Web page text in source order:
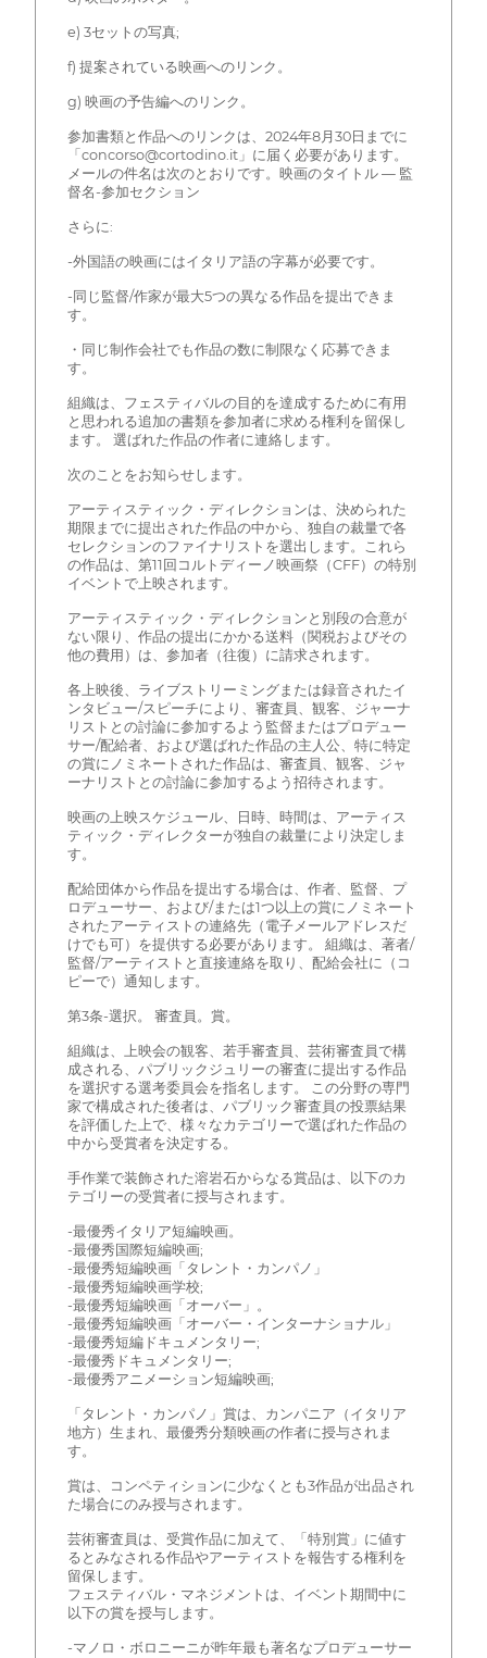
e) 3セットの写真;
f) 提案されている映画へのリンク。
g) 映画の予告編へのリンク。
参加書類と作品へのリンクは、2024年8月30日までに
「concorso@cortodino.it」に届く必要があります。
メールの件名は次のとおりです。映画のタイトル — 監
督名-参加セクション
さらに:
-外国語の映画にはイタリア語の字幕が必要です。
-同じ監督/作家が最大5つの異なる作品を提出できま
す。
・同じ制作会社でも作品の数に制限なく応募できま
す。
組織は、フェスティバルの目的を達成するために有用
と思われる追加の書類を参加者に求める権利を留保し
ます。 選ばれた作品の作者に連絡します。
次のことをお知らせします。
アーティスティック・ディレクションは、決められた
期限までに提出された作品の中から、独自の裁量で各
セレクションのファイナリストを選出します。これら
の作品は、第11回コルトディーノ映画祭（CFF）の特別
イベントで上映されます。
アーティスティック・ディレクションと別段の合意が
ない限り、作品の提出にかかる送料（関税およびその
他の費用）は、参加者（往復）に請求されます。
各上映後、ライブストリーミングまたは録音されたイ
ンタビュー/スピーチにより、審査員、観客、ジャーナ
リストとの討論に参加するよう監督またはプロデュー
サー/配給者、および選ばれた作品の主人公、特に特定
の賞にノミネートされた作品は、審査員、観客、ジャ
ーナリストとの討論に参加するよう招待されます。
映画の上映スケジュール、日時、時間は、アーティス
ティック・ディレクターが独自の裁量により決定しま
す。
配給団体から作品を提出する場合は、作者、監督、プ
ロデューサー、および/または1つ以上の賞にノミネート
されたアーティストの連絡先（電子メールアドレスだ
けでも可）を提供する必要があります。 組織は、著者/
監督/アーティストと直接連絡を取り、配給会社に（コ
ピーで）通知します。
第3条-選択。 審査員。賞。
組織は、上映会の観客、若手審査員、芸術審査員で構
成される、パブリックジュリーの審査に提出する作品
を選択する選考委員会を指名します。 この分野の専門
家で構成された後者は、パブリック審査員の投票結果
を評価した上で、様々なカテゴリーで選ばれた作品の
中から受賞者を決定する。
手作業で装飾された溶岩石からなる賞品は、以下のカ
テゴリーの受賞者に授与されます。
-最優秀イタリア短編映画。
-最優秀国際短編映画;
-最優秀短編映画「タレント・カンパノ」
-最優秀短編映画学校;
-最優秀短編映画「オーバー」。
-最優秀短編映画「オーバー・インターナショナル」
-最優秀短編ドキュメンタリー;
-最優秀ドキュメンタリー;
-最優秀アニメーション短編映画;
「タレント・カンパノ」賞は、カンパニア（イタリア
地方）生まれ、最優秀分類映画の作者に授与されま
す。
賞は、コンペティションに少なくとも3作品が出品され
た場合にのみ授与されます。
芸術審査員は、受賞作品に加えて、「特別賞」に値す
るとみなされる作品やアーティストを報告する権利を
留保します。
フェスティバル・マネジメントは、イベント期間中に
以下の賞を授与します。
-マノロ・ボロニーニが昨年最も著名なプロデューサー